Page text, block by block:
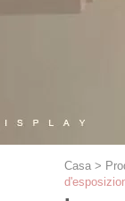
Casa >